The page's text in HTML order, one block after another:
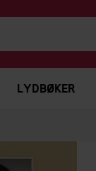
LYDBØKER